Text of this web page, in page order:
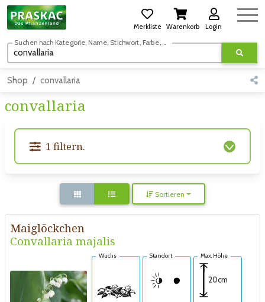
Merkliste Warenkorb Login
Suchen nach Kategorie, Name, Stichwort, Farbe, usw.
Shop convallaria
convallaria
1 filtern.
Sortieren
Maiglöckchen
Convallaria majalis
Wuchs Standort Max. Höhe
20cm